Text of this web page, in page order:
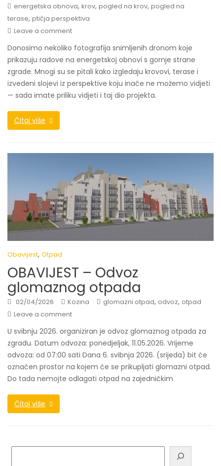
energetska obnova, krov, pogled na krov, pogled na
terase, ptičja perspektiva
Leave a comment
Donosimo nekoliko fotografija snimljenih dronom koje
prikazuju radove na energetskoj obnovi s gornje strane
zgrade. Mnogi su se pitali kako izgledaju krovovi, terase i
izvedeni slojevi iz perspektive koju inače ne možemo vidjeti
— sada imate priliku vidjeti i taj dio projekta.
Čitaj više
Obavijest, Otpad
OBAVIJEST – Odvoz
glomaznog otpada
02/04/2026 Kozina glomazni otpad, odvoz, otpad
Leave a comment
U svibnju 2026. organiziran je odvoz glomaznog otpada za
zgradu. Datum odvoza: ponedjeljak, 11.05.2026. Vrijeme
odvoza: od 07:00 sati Dana 6. svibnja 2026. (srijeda) bit će
označen prostor na kojem će se prikupljati glomazni otpad.
Do tada nemojte odlagati otpad na zajedničkim
Čitaj više